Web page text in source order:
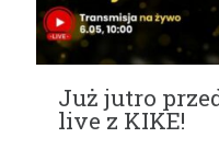
Już jutro
live z KIKE!